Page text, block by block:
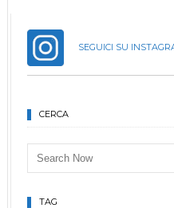
SEGUICI SU
CERCA
TAG